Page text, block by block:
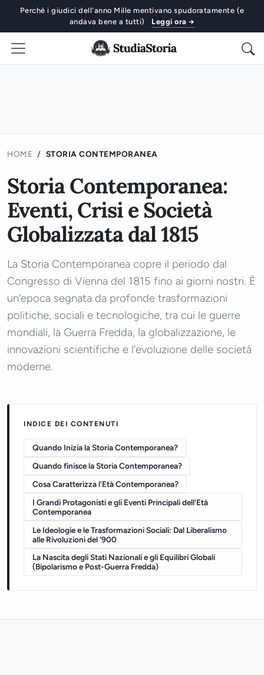
Perché i giudici dell'anno Mille mentivano spudoratamente (e
andava bene a tutti)
Leggi ora →
HOME STORIA CONTEMPORANEA
Storia Contemporanea:
Eventi, Crisi e Società
Globalizzata dal 1815
La Storia Contemporanea copre il periodo dal
Congresso di Vienna del 1815 fino ai giorni nostri. È
un’epoca segnata da profonde trasformazioni
politiche, sociali e tecnologiche, tra cui le guerre
mondiali, la Guerra Fredda, la globalizzazione, le
innovazioni scientifiche e l’evoluzione delle società
moderne.
INDICE DEI CONTENUTI
Quando Inizia la Storia Contemporanea?
Quando finisce la Storia Contemporanea?
Cosa Caratterizza l'Età Contemporanea?
I Grandi Protagonisti e gli Eventi Principali dell'Età
Contemporanea
Le Ideologie e le Trasformazioni Sociali: Dal Liberalismo
alle Rivoluzioni del '900
La Nascita degli Stati Nazionali e gli Equilibri Globali
(Bipolarismo e Post-Guerra Fredda)